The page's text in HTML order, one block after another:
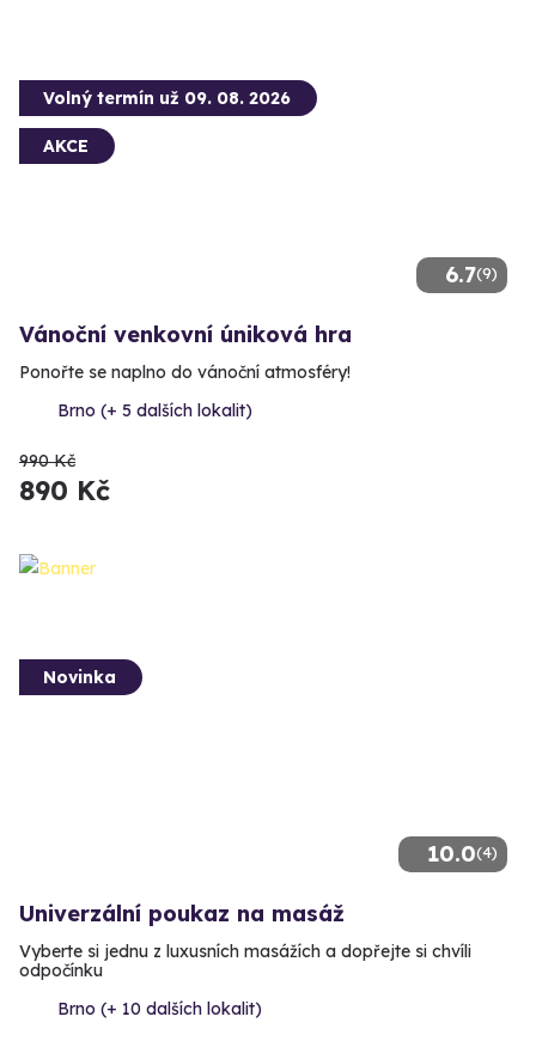
6.7(9)
Volný termín už 09. 08. 2026
AKCE
Vánoční venkovní úniková hra
Ponořte se naplno do vánoční atmosféry!
Brno (+ 5 dalších lokalit)
990 Kč
890 Kč
10.0(4)
Novinka
Univerzální poukaz na masáž
Vyberte si jednu z luxusních masážích a dopřejte si chvíli
odpočínku
Brno (+ 10 dalších lokalit)